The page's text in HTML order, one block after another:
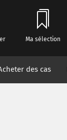
Ma sélection
des cas